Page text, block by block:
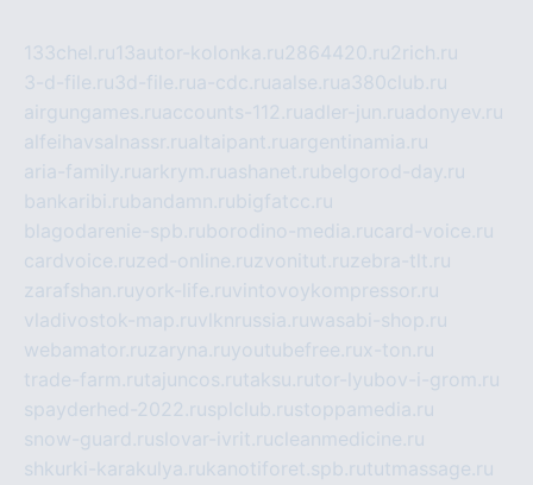
133chel.ru13autor-kolonka.ru2864420.ru2rich.ru
3-d-file.ru3d-file.rua-cdc.ruaalse.rua380club.ru
airgungames.ruaccounts-112.ruadler-jun.ruadonyev.ru
alfeihavsalnassr.rualtaipant.ruargentinamia.ru
aria-family.ruarkrym.ruashanet.rubelgorod-day.ru
bankaribi.rubandamn.rubigfatcc.ru
blagodarenie-spb.ruborodino-media.rucard-voice.ru
cardvoice.ruzed-online.ruzvonitut.ruzebra-tlt.ru
zarafshan.ruyork-life.ruvintovoykompressor.ru
vladivostok-map.ruvlknrussia.ruwasabi-shop.ru
webamator.ruzaryna.ruyoutubefree.rux-ton.ru
trade-farm.rutajuncos.rutaksu.rutor-lyubov-i-grom.ru
spayderhed-2022.rusplclub.rustoppamedia.ru
snow-guard.ruslovar-ivrit.rucleanmedicine.ru
shkurki-karakulya.rukanotiforet.spb.rututmassage.ru